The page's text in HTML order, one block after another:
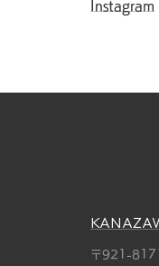
Instagram
〒921-8171